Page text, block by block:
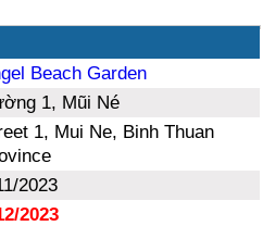
Beach Garden
1, Mũi Né
1, Mui Ne, Binh Thuan
2023
2023